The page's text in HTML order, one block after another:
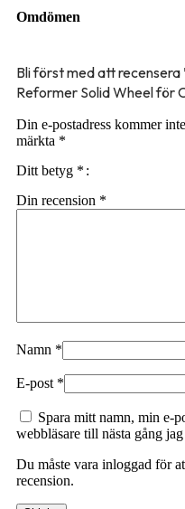
Omdömen
Bli först med att recensera
Reformer Solid Wheel för
Din e-postadress kommer
märkta *
Ditt betyg *
Din recension *
Namn *
E-post *
Spara mitt namn, min e-
webbläsare till nästa gång
Du måste vara inloggad för
recension.